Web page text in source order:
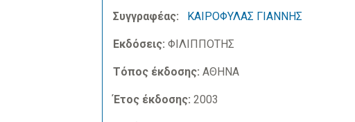
Συγγραφέας: ΚΑΙΡΟΦΥΛΑΣ ΓΙΑΝΝΗΣ
Εκδόσεις: ΦΙΛΙΠΠΟΤΗΣ
Τόπος έκδοσης: ΑΘΗΝΑ
Έτος έκδοσης: 2003